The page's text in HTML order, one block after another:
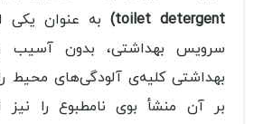
toilet detergent)
به عنوان یکی
سرویس بهداشتی، بدون
بهداشتی کلیه‌ی آلودگی‌های محیط
بر آن منشأ بوی نامطبوع را نیز